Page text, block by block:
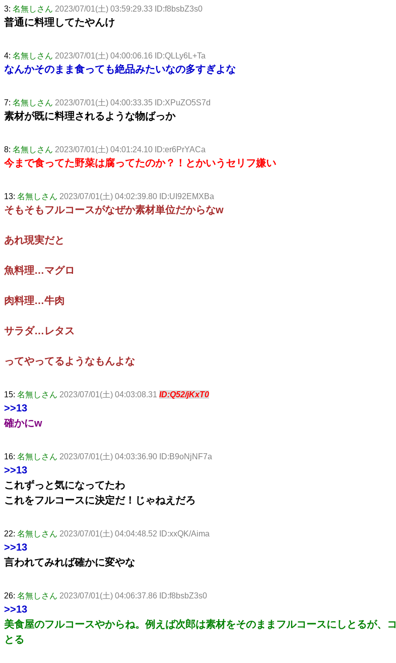
3: 名無しさん 2023/07/01(土) 03:59:29.33 ID:f8bsbZ3s0
普通に料理してたやんけ
4: 名無しさん 2023/07/01(土) 04:00:06.16 ID:QLLy6L+Ta
なんかそのまま食っても絶品みたいなの多すぎよな
7: 名無しさん 2023/07/01(土) 04:00:33.35 ID:XPuZO5S7d
素材が既に料理されるような物ばっか
8: 名無しさん 2023/07/01(土) 04:01:24.10 ID:er6PrYACa
今まで食ってた野菜は腐ってたのか？！とかいうセリフ嫌い
13: 名無しさん 2023/07/01(土) 04:02:39.80 ID:UI92EMXBa
そもそもフルコースがなぜか素材単位だからなw
あれ現実だと
魚料理…マグロ
肉料理…牛肉
サラダ…レタス
ってやってるようなもんよな
15: 名無しさん 2023/07/01(土) 04:03:08.31 ID:Q52/jKxT0
>>13
確かにw
16: 名無しさん 2023/07/01(土) 04:03:36.90 ID:B9oNjNF7a
>>13
これずっと気になってたわ
これをフルコースに決定だ！じゃねえだろ
22: 名無しさん 2023/07/01(土) 04:04:48.52 ID:xxQK/Aima
>>13
言われてみれば確かに変やな
26: 名無しさん 2023/07/01(土) 04:06:37.86 ID:f8bsbZ3s0
>>13
美食屋のフルコースやからね。例えば次郎は素材をそのままフルコースにしとるが、
とる